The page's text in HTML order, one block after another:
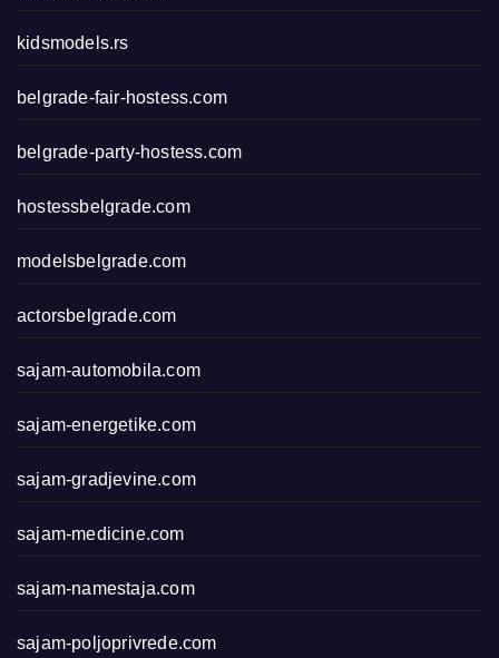
kidsmodels.rs
belgrade-fair-hostess.com
belgrade-party-hostess.com
hostessbelgrade.com
modelsbelgrade.com
actorsbelgrade.com
sajam-automobila.com
sajam-energetike.com
sajam-gradjevine.com
sajam-medicine.com
sajam-namestaja.com
sajam-poljoprivrede.com